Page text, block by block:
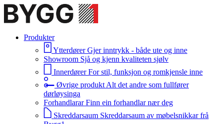
Produkter
Ytterdører Gjer inntrykk - både ute og inne
Showroom Sjå og kjenn kvaliteten sjølv
Innerdører For stil, funksjon og romkjensle inne
Øvrige produkt Alt det andre som fullfører
dørløysinga
Forhandlarar Finn ein forhandlar nær deg
Skreddarsaum Skreddarsaum av møbelsnikkar frå